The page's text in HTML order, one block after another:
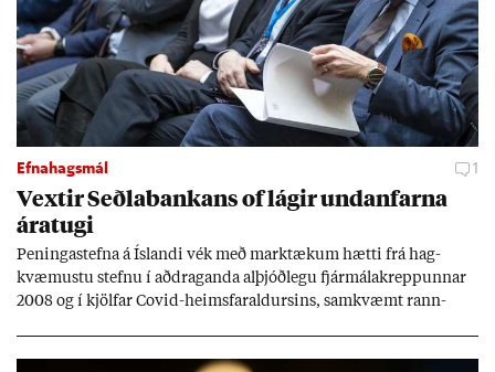
Efnahagsmál 1
Vext­ir Seðla­bank­ans of lág­ir und­an­farna
ára­tugi
Pen­inga­stefna á Ís­landi vék með mark­tæk­um hætti frá hag­
kvæm­ustu stefnu í að­drag­anda al­þjóð­legu fjár­málakrepp­unn­ar
2008 og í kjöl­far Covid-heims­far­ald­urs­ins, sam­kvæmt rann­